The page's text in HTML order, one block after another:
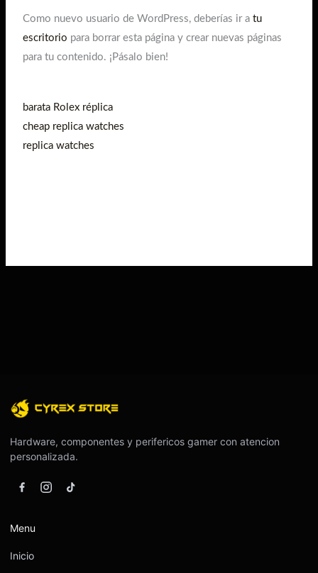
Como nuevo usuario de WordPress, deberías ir atu
escritorio para borrar esta página y crear nuevas páginas
para tu contenido. ¡Pásalo bien!
barata Rolex réplica
cheap replica watches
replica watches
Hardware, componentes y perifericos gamer con atencion
personalizada.
Menu
Inicio